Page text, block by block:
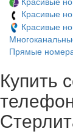
Красивые
Красивые
Прямые
Купить